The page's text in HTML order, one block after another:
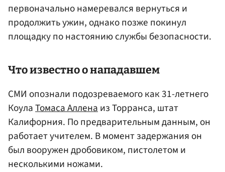
первоначально намеревался вернуться и
продолжить ужин, однако позже покинул
площадку по настоянию службы безопасности.
Что известно о нападавшем
СМИ опознали подозреваемого как 31-летнего
КоулаТомаса Алленаиз Торранса, штат
Калифорния. По предварительным данным, он
работает учителем. В момент задержания он
был вооружен дробовиком, пистолетом и
несколькими ножами.